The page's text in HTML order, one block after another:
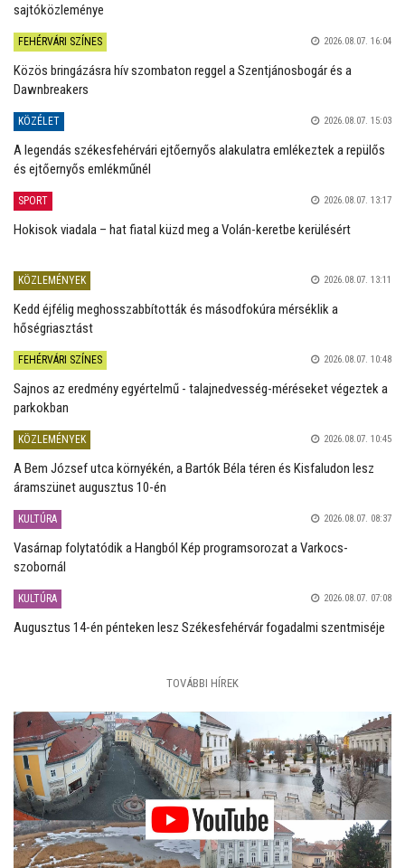
sajtóközleménye
FEHÉRVÁRI SZÍNES 2026.08.07. 16:04
Közös bringázásra hív szombaton reggel a Szentjánosbogár és a
Dawnbreakers
KÖZÉLET 2026.08.07. 15:03
A legendás székesfehérvári ejtőernyős alakulatra emlékeztek a repülős
és ejtőernyős emlékműnél
SPORT 2026.08.07. 13:17
Hokisok viadala – hat fiatal küzd meg a Volán-keretbe kerülésért
KÖZLEMÉNYEK 2026.08.07. 13:11
Kedd éjfélig meghosszabbították és másodfokúra mérséklik a
hőségriasztást
FEHÉRVÁRI SZÍNES 2026.08.07. 10:48
Sajnos az eredmény egyértelmű - talajnedvesség-méréseket végeztek a
parkokban
KÖZLEMÉNYEK 2026.08.07. 10:45
A Bem József utca környékén, a Bartók Béla téren és Kisfaludon lesz
áramszünet augusztus 10-én
KULTÚRA 2026.08.07. 08:37
Vasárnap folytatódik a Hangból Kép programsorozat a Varkocs-
szobornál
KULTÚRA 2026.08.07. 07:08
Augusztus 14-én pénteken lesz Székesfehérvár fogadalmi szentmiséje
TOVÁBBI HÍREK